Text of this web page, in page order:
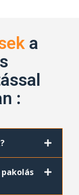
a
: